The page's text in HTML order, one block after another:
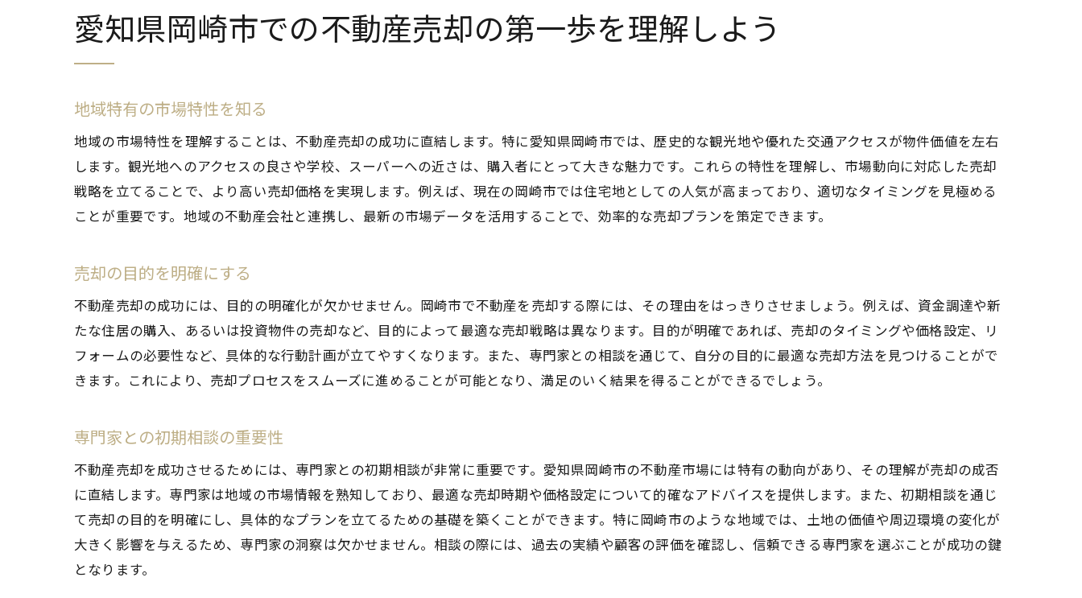
信頼できる不動産会社の選び方
不動産売却の基本手順を押さえてスムーズな取引を目指す
契約書類の理解のポイント
見学準備と交渉術
地元の買い手ニーズの理解
経済状況と不動産市場の関係
価格設定に影響する要素
季節ごとの売却戦略
市場タイミングを読む指標
経済イベントの影響を考慮する
ローン金利と売却の関係
愛知県岡崎市での不動産売却の第一歩を理解しよう
地域特有の市場特性を知る
地域の市場特性を理解することは、不動産売却の成功に直結します。特に愛知県岡崎市では、歴史的な観光地や優れた交通アクセスが物件価値を左右
します。観光地へのアクセスの良さや学校、スーパーへの近さは、購入者にとって大きな魅力です。これらの特性を理解し、市場動向に対応した売却
戦略を立てることで、より高い売却価格を実現します。例えば、現在の岡崎市では住宅地としての人気が高まっており、適切なタイミングを見極める
ことが重要です。地域の不動産会社と連携し、最新の市場データを活用することで、効率的な売却プランを策定できます。
売却の目的を明確にする
不動産売却の成功には、目的の明確化が欠かせません。岡崎市で不動産を売却する際には、その理由をはっきりさせましょう。例えば、資金調達や新
たな住居の購入、あるいは投資物件の売却など、目的によって最適な売却戦略は異なります。目的が明確であれば、売却のタイミングや価格設定、リ
フォームの必要性など、具体的な行動計画が立てやすくなります。また、専門家との相談を通じて、自分の目的に最適な売却方法を見つけることがで
きます。これにより、売却プロセスをスムーズに進めることが可能となり、満足のいく結果を得ることができるでしょう。
専門家との初期相談の重要性
不動産売却を成功させるためには、専門家との初期相談が非常に重要です。愛知県岡崎市の不動産市場には特有の動向があり、その理解が売却の成否
に直結します。専門家は地域の市場情報を熟知しており、最適な売却時期や価格設定について的確なアドバイスを提供します。また、初期相談を通じ
て売却の目的を明確にし、具体的なプランを立てるための基礎を築くことができます。特に岡崎市のような地域では、土地の価値や周辺環境の変化が
大きく影響を与えるため、専門家の洞察は欠かせません。相談の際には、過去の実績や顧客の評価を確認し、信頼できる専門家を選ぶことが成功の鍵
となります。